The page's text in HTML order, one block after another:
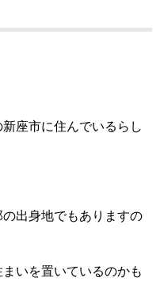
座市に住んでいるらし
出身地でもありますの
いを置いているのかも